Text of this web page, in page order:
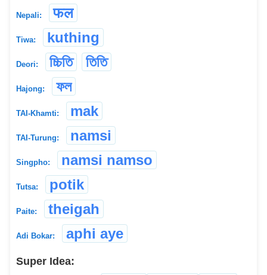
Nepali: फल
Tiwa: kuthing
Deori: চ্চিতি তিতি
Hajong: ফল
TAI-Khamti: mak
TAI-Turung: namsi
Singpho: namsi namso
Tutsa: potik
Paite: theigah
Adi Bokar: aphi aye
Super Idea: